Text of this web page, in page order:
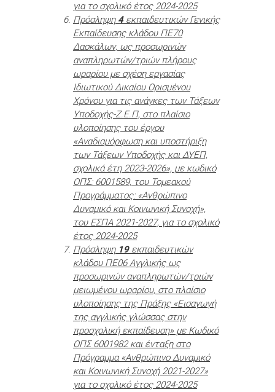
για το σχολικό έτος 2024-2025
Πρόσληψη 4 εκπαιδευτικών Γενικής
Εκπαίδευσης κλάδου ΠΕ70
Δασκάλων, ως προσωρινών
αναπληρωτών/τριών πλήρους
ωραρίου με σχέση εργασίας
Ιδιωτικού Δικαίου Ορισμένου
Χρόνου για τις ανάγκες των Τάξεων
Υποδοχής-Ζ.Ε.Π, στο πλαίσιο
υλοποίησης του έργου
«Αναδιαμόρφωση και υποστήριξη
των Τάξεων Υποδοχής και ΔΥΕΠ,
σχολικά έτη 2023-2026», με κωδικό
ΟΠΣ: 6001589, του Τομεακού
Προγράμματος: «Ανθρώπινο
Δυναμικό και Κοινωνική Συνοχή»,
του ΕΣΠΑ 2021-2027, για το σχολικό
έτος 2024-2025
Πρόσληψη 19εκπαιδευτικών
κλάδου ΠΕ06 Αγγλικής ως
προσωρινών αναπληρωτών/τριών
μειωμένου ωραρίου, στο πλαίσιο
υλοποίησης της Πράξης «Εισαγωγή
της αγγλικής γλώσσας στην
προσχολική εκπαίδευση» με Κωδικό
ΟΠΣ 6001982 και ένταξη στο
Πρόγραμμα «Ανθρώπινο Δυναμικό
και Κοινωνική Συνοχή 2021-2027»
για το σχολικό έτος 2024-2025